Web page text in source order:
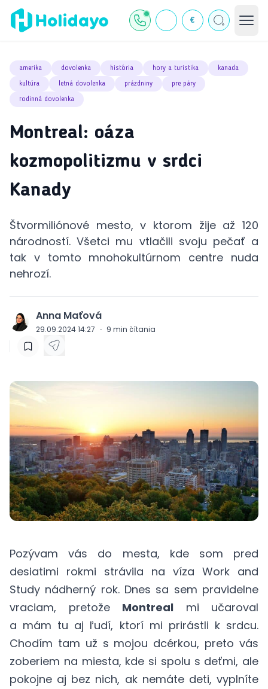
€
amerika dovolenka história hory a turistika kanada
kultúra letná dovolenka prázdniny pre páry
rodinná dovolenka
Montreal: oáza
kozmopolitizmu v srdci
Kanady
Štvormiliónové mesto, v ktorom žije až 120
národností. Všetci mu vtlačili svoju pečať a
tak v tomto mnohokultúrnom centre nuda
nehrozí.
J Anna Maťová
29.09.2024 14:27 · 9 min čítania
Pozývam vás do mesta, kde som pred
desiatimi rokmi strávila na víza Work and
Study nádherný rok. Dnes sa sem pravidelne
vraciam, pretože Montreal mi učaroval
a mám tu aj ľudí, ktorí mi prirástli k srdcu.
Chodím tam už s mojou dcérkou, preto vás
zoberiem na miesta, kde si spolu s deťmi, ale
pokojne aj bez nich, ak nemáte deti, vyplníte